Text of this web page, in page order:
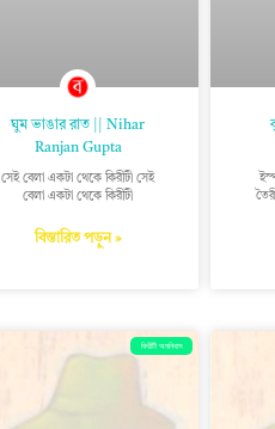
ঘুম ভাঙার রাত || Nihar
Ranjan Gupta
সেই বেলা একটা থেকে কিরীটী সেই
বেলা একটা থেকে কিরীটী
বিস্তারিত পড়ুন »
কিরীটী অমনিবাস